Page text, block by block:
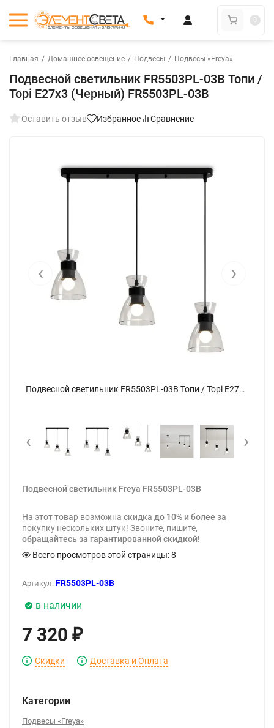
0
Главная / Домашнее освещение / Подвесы / Подвесы «Freya»
Подвесной светильник FR5503PL-03B Топи /
Topi E27x3 (Черный) FR5503PL-03B
Оставить отзыв Избранное Сравнение
Подвесной светильник FR5503PL-03B Топи / Topi E27x3 (Черный) FR5503PL-03B - фото
‹ ›
‹ ›
Подвесной светильник Freya FR5503PL-03B
На этот товар возможна скидка до 10% и более за
покупку нескольких штук! Звоните, пишите,
обращайтесь за гарантированной скидкой!
Всего просмотров этой страницы:8
Артикул: FR5503PL-03B
в наличии
7 320 ₽
Скидки Доставка и Оплата
Категории
Подвесы «Freya»